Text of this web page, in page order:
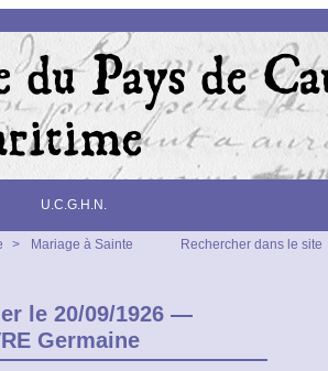
U.C.G.H.N.
Rechercher dans le site
>
Mariage à Sainte
le 20/09/1926 —
Germaine